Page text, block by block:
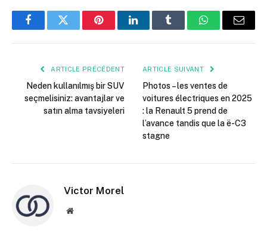
FacebookTwitter PinterestLinkedInTumblr WhatsApp
E-
ARTICLE PRÉCÉDENT
Neden kullanılmış bir SUV
seçmelisiniz: avantajlar ve
satın alma tavsiyeleri
ARTICLE SUIVANT
Photos – les ventes de
voitures électriques en 2025
: la Renault 5 prend de
l’avance tandis que la ë-C3
stagne
Victor Morel
Site